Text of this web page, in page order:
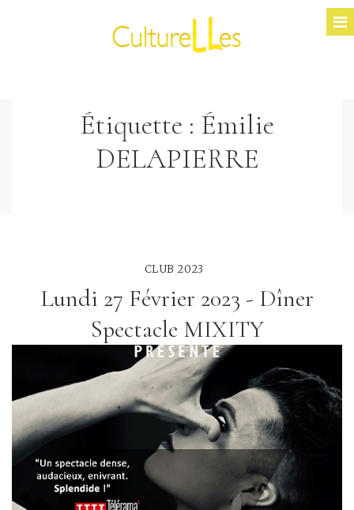
Étiquette : Émilie
DELAPIERRE
CLUB 2023
Lundi 27 Février 2023 - Dîner
Spectacle MIXITY